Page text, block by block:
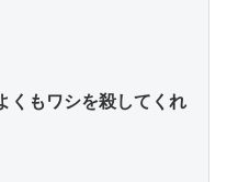
くもワシを殺してくれ